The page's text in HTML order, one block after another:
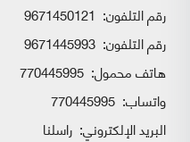
رقم التلفون: 9671450121
رقم التلفون: 9671445993
هاتف محمول: 770445995
واتساب:
البريد الإلكتروني: راسلنا